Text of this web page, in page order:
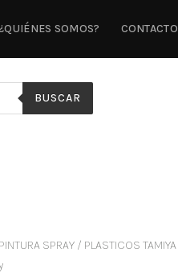
SOMOS? CONTACTO
BUSCAR
PINTURA SPRAY / PLASTICOS TAMIYA